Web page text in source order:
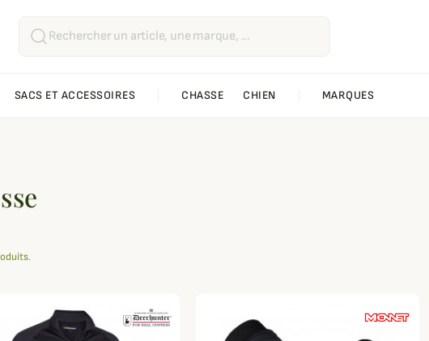
SACS ET ACCESSOIRES CHASSE CHIEN MARQUES